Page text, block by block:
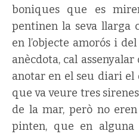
boniques que es
pentinen la seva llarga
en l’objecte amorós i
anècdota, cal
anotar en el seu diari el
que va veure tres
de la mar, però no
pinten, que en